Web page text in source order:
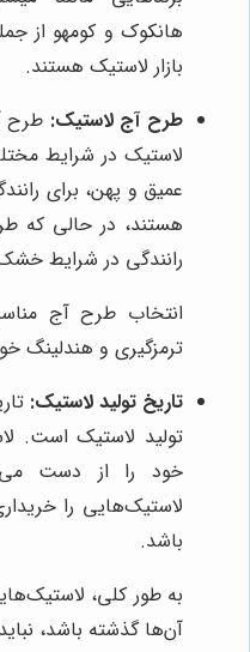
هانکوک و کومهو از
بازار لاستیک هستند.
طرح آج لاستیک: طرح
لاستیک در شرایط
عمیق و پهن، برای
هستند، در حالی که
رانندگی در شرایط
انتخاب طرح آج
ترمزگیری و هندلینگ
تاریخ تولید لاستیک:
تولید لاستیک است.
خود را از دست
لاستیک‌هایی را
باشد.
آن‌ها گذشته باشد،